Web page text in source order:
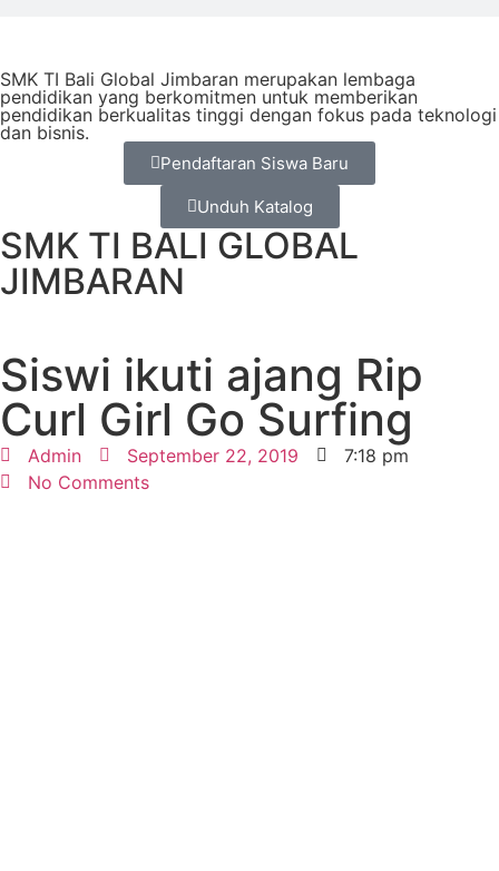
SMK TI Bali Global Jimbaran merupakan lembaga
pendidikan yang berkomitmen untuk memberikan
pendidikan berkualitas tinggi dengan fokus pada teknologi
dan bisnis.
Pendaftaran Siswa Baru
Unduh Katalog
SMK TI BALI GLOBAL
JIMBARAN
Siswi ikuti ajang Rip
Curl Girl Go Surfing
Admin September 22, 2019
7:18 pm
No Comments